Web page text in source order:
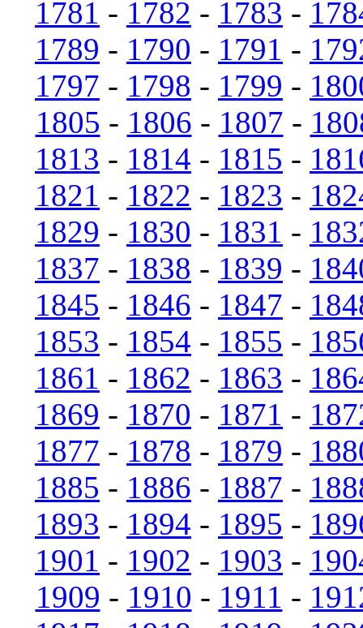
1781 - 1782 - 1783 -
1789 - 1790 - 1791 -
1797 - 1798 - 1799 -
1805 - 1806 - 1807 -
1813 - 1814 - 1815 -
1821 - 1822 - 1823 -
1829 - 1830 - 1831 -
1837 - 1838 - 1839 -
1845 - 1846 - 1847 -
1853 - 1854 - 1855 -
1861 - 1862 - 1863 -
1869 - 1870 - 1871 -
1877 - 1878 - 1879 -
1885 - 1886 - 1887 -
1893 - 1894 - 1895 -
1901 - 1902 - 1903 -
1909 - 1910 - 1911 -